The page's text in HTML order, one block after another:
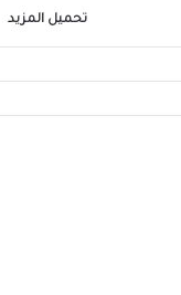
تحميل المزيد